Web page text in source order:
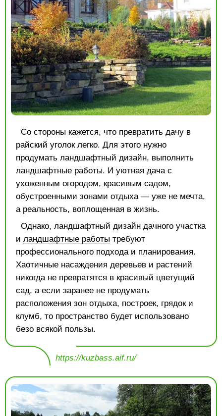
Со стороны кажется, что превратить дачу в
райский уголок легко. Для этого нужно
продумать ландшафтный дизайн, выполнить
ландшафтные работы. И уютная дача с
ухоженным огородом, красивым садом,
обустроенными зонами отдыха — уже не мечта,
а реальность, воплощенная в жизнь.
Однако, ландшафтный дизайн дачного участка
и ландшафтные работы требуют
профессионального подхода и планирования.
Хаотичные насаждения деревьев и растений
никогда не превратятся в красивый цветущий
сад, а если заранее не продумать
расположения зон отдыха, построек, грядок и
клумб, то пространство будет использовано
безо всякой пользы.
https://kuzbass.aif.ru/